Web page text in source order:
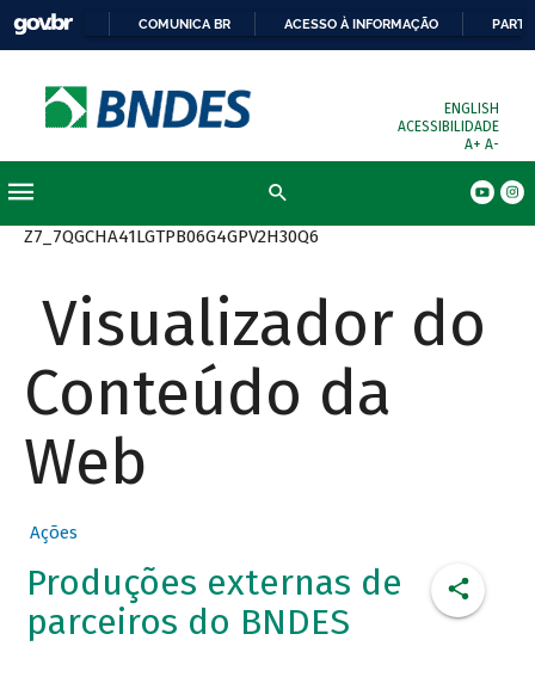
COMUNICA BR ACESSO À INFORMAÇÃO
ENGLISH
ACESSIBILIDADE
A+ A-
Z7_7QGCHA41LGTPB06G4GPV2H30Q6
Visualizador do
Conteúdo da
Web
Ações
Produções externas de
parceiros do BNDES